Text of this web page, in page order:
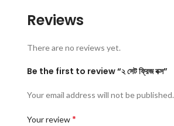
Reviews
There are no reviews yet.
Be the first to review “২ সেট ফ্রিজ বক্স”
Your email address will not be published.
Your review*